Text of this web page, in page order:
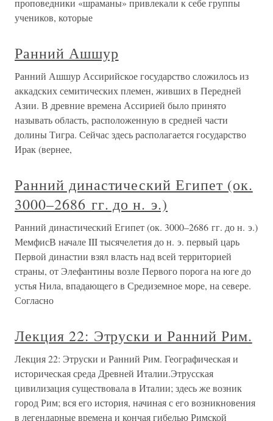
проповедники «шраманы» привлекали к себе группы
учеников, которые
Ранний Ашшур
Ранний Ашшур Ассирийское государство сложилось из
аккадских семитических племен, живших в Передней
Азии. В древние времена Ассирией было принято
называть область, расположенную в средней части
долины Тигра. Сейчас здесь располагается государство
Ирак (вернее,
Ранний династический Египет (ок.
3000–2686 гг. до н. э.)
Ранний династический Египет (ок. 3000–2686 гг. до н. э.)
МемфисВ начале III тысячелетия до н. э. первый царь
Первой династии взял власть над всей территорией
страны, от Элефантины возле Первого порога на юге до
устья Нила, впадающего в Средиземное море, на севере.
Согласно
Лекция 22: Этруски и Ранний Рим.
Лекция 22: Этруски и Ранний Рим. Географическая и
историческая среда Древней Италии.Этрусская
цивилизация существовала в Италии; здесь же возник
город Рим; вся его история, начиная с его возникновения
в легендарные времена и кончая гибелью Римской